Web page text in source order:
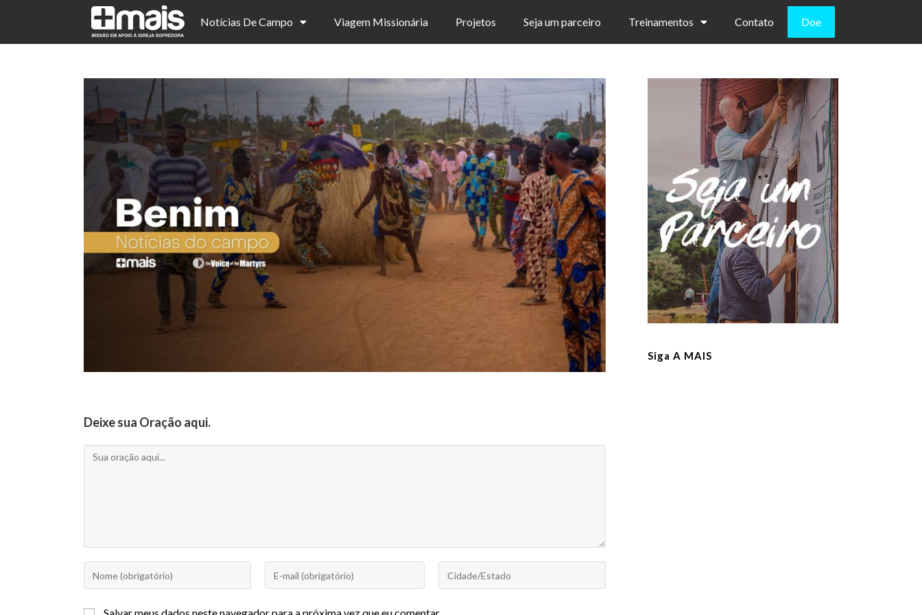
Notícias De Campo Viagem Missionária Projetos Seja um parceiro Treinamentos Contato Doe
Deixe sua Oração aqui.
Siga A MAIS